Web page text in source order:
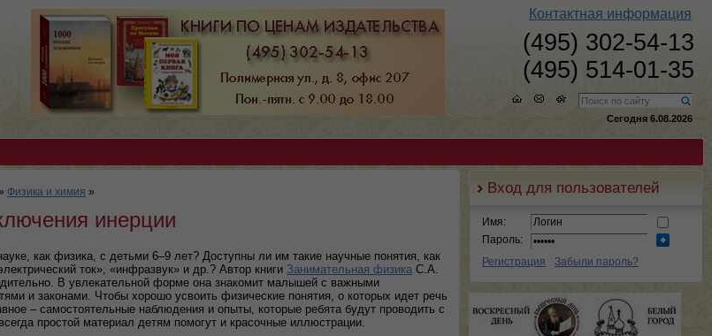
Контактная информация
(495) 302-54-13
(495) 514-01-35
Сегодня 6.08.2026
Физика и химия »
инерции
как физика, с детьми 6–9 лет? Доступны ли им такие научные понятия, как
ток», «инфразвук» и др.? Автор книги Занимательная физика С.А.
В увлекательной форме она знакомит малышей с важными
и законами. Чтобы хорошо усвоить физические понятия, о которых идет речь
– самостоятельные наблюдения и опыты, которые ребята будут проводить с
простой материал детям помогут и красочные иллюстрации.
Вход для пользователей
Имя:
Пароль:
Регистрация
Забыли пароль?